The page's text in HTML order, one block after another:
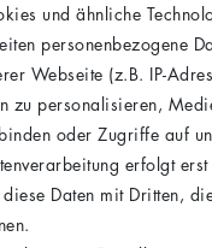
und ähnliche
personenbezogene
Webseite (z.B. IP-
zu personalisieren,
oder Zugriffe auf
erfolgt
Daten mit Dritten,